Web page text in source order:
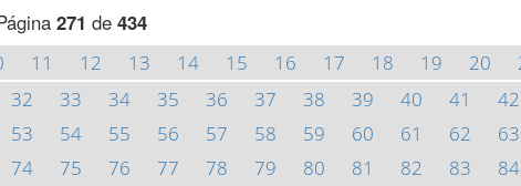
271 de 434
11 12 13 14 15 16 17 18 19 20
32
33 34 35 36 37 38 39 40 41 42
53
54 55 56 57 58 59 60 61 62 63
74
75 76 77 78 79 80 81 82 83 84